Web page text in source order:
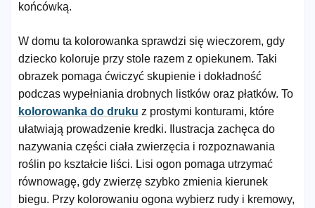
końcówką.
W domu ta kolorowanka sprawdzi się wieczorem, gdy
dziecko koloruje przy stole razem z opiekunem. Taki
obrazek pomaga ćwiczyć skupienie i dokładność
podczas wypełniania drobnych listków oraz płatków. To
kolorowanka do druku z prostymi konturami, które
ułatwiają prowadzenie kredki. Ilustracja zachęca do
nazywania części ciała zwierzęcia i rozpoznawania
roślin po kształcie liści. Lisi ogon pomaga utrzymać
równowagę, gdy zwierzę szybko zmienia kierunek
biegu. Przy kolorowaniu ogona wybierz rudy i kremowy,